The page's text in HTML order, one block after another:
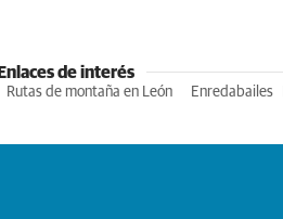
Enlaces de interés
Rutas de montaña en León Enredabailes